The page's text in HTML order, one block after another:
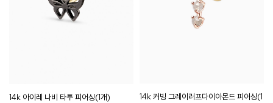
14k 아이레 나비 타투 피어싱(1개)
14k 커빙 그레이러프다이아몬드 피어싱(1